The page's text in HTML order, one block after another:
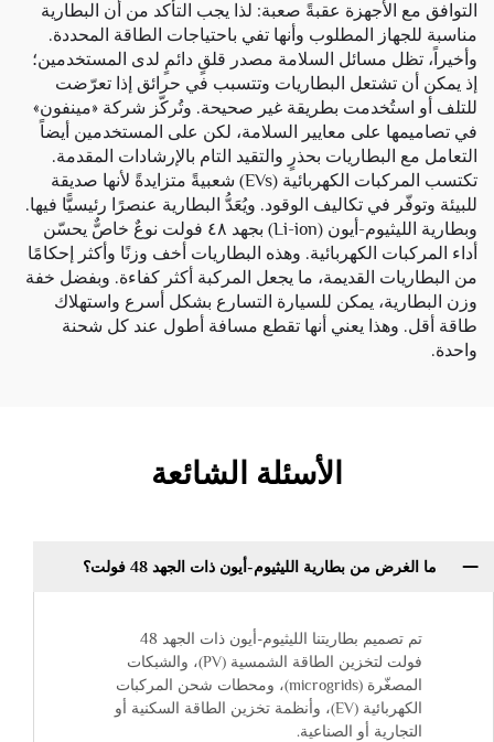
التوافق مع الأجهزة عقبةً صعبة: لذا يجب التأكد من أن البطارية
مناسبة للجهاز المطلوب وأنها تفي باحتياجات الطاقة المحددة.
وأخيراً، تظل مسائل السلامة مصدر قلقٍ دائمٍ لدى المستخدمين؛
إذ يمكن أن تشتعل البطاريات وتتسبب في حرائق إذا تعرّضت
للتلف أو استُخدمت بطريقة غير صحيحة. وتُركّز شركة «مينفون»
في تصاميمها على معايير السلامة، لكن على المستخدمين أيضاً
التعامل مع البطاريات بحذرٍ والتقيد التام بالإرشادات المقدمة.
تكتسب المركبات الكهربائية (EVs) شعبيةً متزايدةً لأنها صديقة
للبيئة وتوفّر في تكاليف الوقود. ويُعَدُّ البطارية عنصرًا رئيسيًّا فيها.
وبطارية الليثيوم-أيون (Li-ion) بجهد ٤٨ فولت نوعٌ خاصٌّ يحسّن
أداء المركبات الكهربائية. وهذه البطاريات أخف وزنًا وأكثر إحكامًا
من البطاريات القديمة، ما يجعل المركبة أكثر كفاءة. وبفضل خفة
وزن البطارية، يمكن للسيارة التسارع بشكل أسرع واستهلاك
طاقة أقل. وهذا يعني أنها تقطع مسافة أطول عند كل شحنة
واحدة.
الأسئلة الشائعة
ما الغرض من بطارية الليثيوم-أيون ذات الجهد 48 فولت؟
تم تصميم بطاريتنا الليثيوم-أيون ذات الجهد 48
فولت لتخزين الطاقة الشمسية (PV)، والشبكات
المصغّرة (microgrids)، ومحطات شحن المركبات
الكهربائية (EV)، وأنظمة تخزين الطاقة السكنية أو
التجارية أو الصناعية.